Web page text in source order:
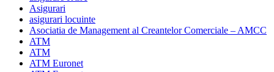
Asigurari
asigurari locuinte
Asociatia de Management al Creantelor Comerciale – AMCC
ATM
ATM
ATM Euronet